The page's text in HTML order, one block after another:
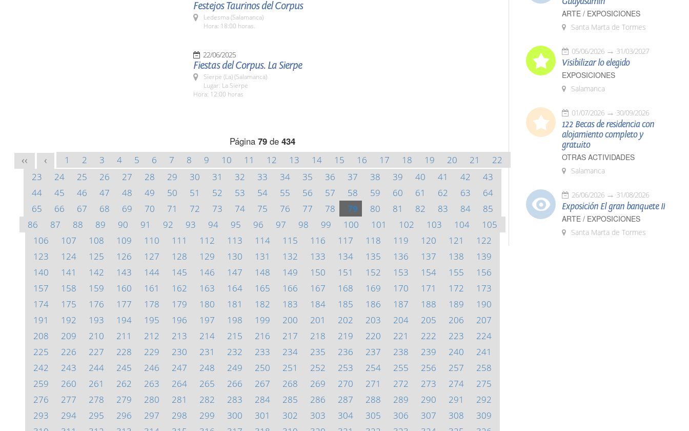
Festejos Taurinos del Corpus
Ledesma (Salamanca)
Hora: 18:00 horas.
22/06/2025
Fiestas del Corpus. La Sierpe
Sierpe (La) (Salamanca)
Lugar: La Sierpe
Hora: 12:00 horas
Página 79 de 434
<< < 1 2 3 4 5 6 7 8 9 10 11 12 13 14 15 16 17 18 19 20 21
22
23
24 25 26 27 28 29 30 31 32 33 34 35 36 37 38 39 40 41 42
43
44
45 46 47 48 49 50 51 52 53 54 55 56 57 58 59 60 61 62 63
64
65
66 67 68 69 70 71 72 73 74 75 76 77 78 79 80 81 82 83 84
85
86
87 88 89 90 91 92 93 94 95 96 97 98 99 100 101 102 103 104
105
106
107 108 109 110 111 112 113 114 115 116 117 118 119 120 121
122
123
124 125 126 127 128 129 130 131 132 133 134 135 136 137 138
139
140
141 142 143 144 145 146 147 148 149 150 151 152 153 154 155
156
157
158 159 160 161 162 163 164 165 166 167 168 169 170 171 172
173
174
175 176 177 178 179 180 181 182 183 184 185 186 187 188 189
190
191
192 193 194 195 196 197 198 199 200 201 202 203 204 205 206
207
208
209 210 211 212 213 214 215 216 217 218 219 220 221 222 223
224
225
226 227 228 229 230 231 232 233 234 235 236 237 238 239 240
241
242
243 244 245 246 247 248 249 250 251 252 253 254 255 256 257
258
259
260 261 262 263 264 265 266 267 268 269 270 271 272 273 274
275
276
277 278 279 280 281 282 283 284 285 286 287 288 289 290 291
292
293
294 295 296 297 298 299 300 301 302 303 304 305 306 307 308
309
ARTE / EXPOSICIONES
Santa Marta de Tormes
05/06/2026 31/03/2027
Visibilizar lo elegido
EXPOSICIONES
Salamanca
01/07/2026 30/09/2026
122 Becas de residencia con
alojamiento completo y
gratuito
OTRAS ACTIVIDADES
Salamanca
26/06/2026 31/08/2026
Exposición El gran banquete II
ARTE / EXPOSICIONES
Santa Marta de Tormes